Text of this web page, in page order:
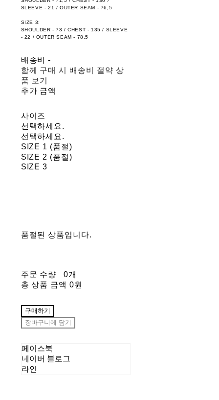
SLEEVE - 21 / OUTER SEAM - 76,5
SIZE 3:
SHOULDER - 73 / CHEST - 135 / SLEEVE
- 22 / OUTER SEAM - 78,5
배송비-
함께 구매 시 배송비 절약 상
품 보기
추가 금액
사이즈
선택하세요.
선택하세요.
SIZE 1 (품절)
SIZE 2 (품절)
SIZE 3
품절된 상품입니다.
주문 수량
0개
총 상품 금액 0원
구매하기
장바구니에 담기
페이스북
네이버 블로그
라인